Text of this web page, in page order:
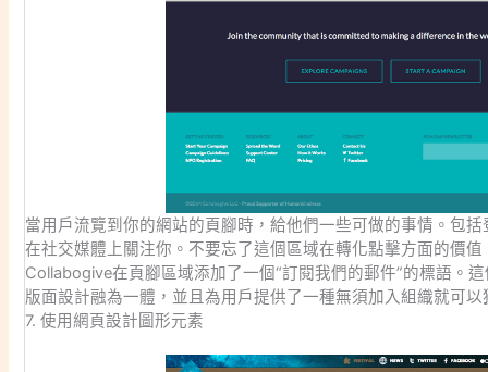
當用戶流覽到你的網站的頁腳時，給他們一些可做的事情。包
在社交媒體上關注你。不要忘了這個區域在轉化點擊方面的價值
Collabogive在頁腳區域添加了一個“訂閱我們的郵件”的標語。
版面設計融為一體，並且為用戶提供了一種無須加入組織就可
7. 使用網頁設計圖形元素